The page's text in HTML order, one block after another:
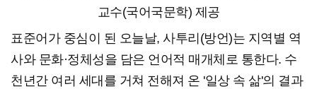
교수(국어국문학) 제공
표준어가 중심이 된 오늘날, 사투리(방언)는 지역별 역
사와 문화·정체성을 담은 언어적 매개체로 통한다. 수
천년간 여러 세대를 거쳐 전해져 온 '일상 속 삶'의 결과